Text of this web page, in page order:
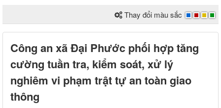
Thay đổi màu sắc
Công an xã Đại Phước phối hợp tăng
cường tuần tra, kiểm soát, xử lý
nghiêm vi phạm trật tự an toàn giao
thông